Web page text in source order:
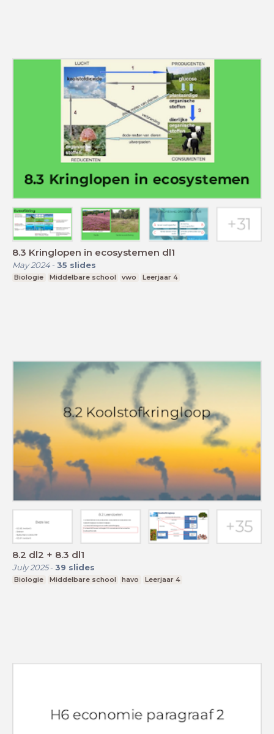
8.3 Kringlopen in ecosystemen dl1
May 2024- 35 slides
Biologie Middelbare school vwo Leerjaar 4
8.2 dl2 + 8.3 dl1
July 2025- 39 slides
Biologie Middelbare school havo Leerjaar 4